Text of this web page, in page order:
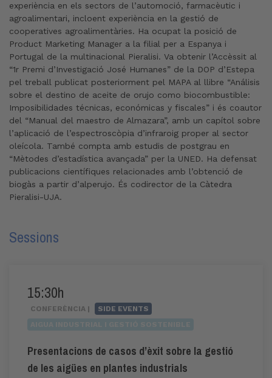
experiència en els sectors de l’automoció, farmacèutic i
agroalimentari, incloent experiència en la gestió de
cooperatives agroalimentàries. Ha ocupat la posició de
Product Marketing Manager a la filial per a Espanya i
Portugal de la multinacional Pieralisi. Va obtenir l’Accèssit al
“1r Premi d’Investigació José Humanes” de la DOP d’Estepa
pel treball publicat posteriorment pel MAPA al llibre “Análisis
sobre el destino de aceite de orujo como biocombustible:
Imposibilidades técnicas, económicas y fiscales” i és coautor
del “Manual del maestro de Almazara”, amb un capítol sobre
l’aplicació de l’espectroscòpia d’infraroig proper al sector
oleícola. També compta amb estudis de postgrau en
“Mètodes d’estadística avançada” per la UNED. Ha defensat
publicacions científiques relacionades amb l’obtenció de
biogàs a partir d’alperujo. És codirector de la Càtedra
Pieralisi-UJA.
Sessions
15:30h
CONFERÈNCIA |
SIDE EVENTS
Presentacions de casos d’èxit sobre la gestió
de les aigües en plantes industrials